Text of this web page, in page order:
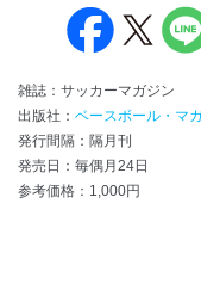
雑誌：サッカーマガジン
出版社： ベースボール・マ
発行間隔：隔月刊
発売日：毎偶月24日
参考価格：1,000円